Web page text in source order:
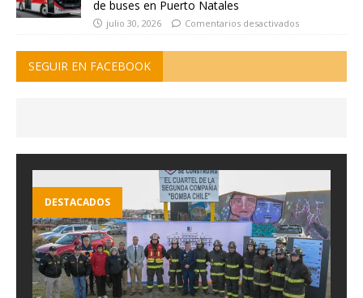
de buses en Puerto Natales
julio 30, 2026 Comentarios desactivados
SEGUIR EN FACEBOOK
DESTACADOS